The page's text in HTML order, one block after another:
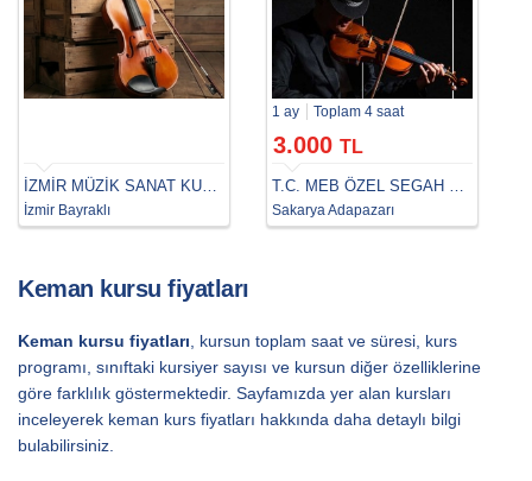
İzmir Bayraklı
1 ay Toplam 4 saat
3.000 TL
Sakarya Adapazarı
Keman kursu fiyatları
Keman kursu fiyatları , kursun toplam saat ve süresi, kurs
programı, sınıftaki kursiyer sayısı ve kursun diğer özelliklerine
göre farklılık göstermektedir. Sayfamızda yer alan kursları
inceleyerek keman kurs fiyatları hakkında daha detaylı bilgi
bulabilirsiniz.